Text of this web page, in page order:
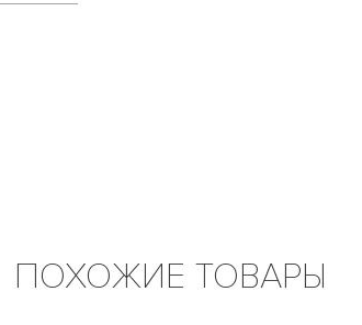
ПОХОЖИЕ ТОВАРЫ